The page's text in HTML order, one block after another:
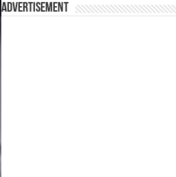
Advertisement